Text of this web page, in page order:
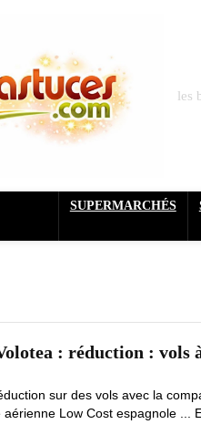
les
SUPERMARCHÉS
: réduction : vols
sur des vols avec la
Low Cost espagnole ...